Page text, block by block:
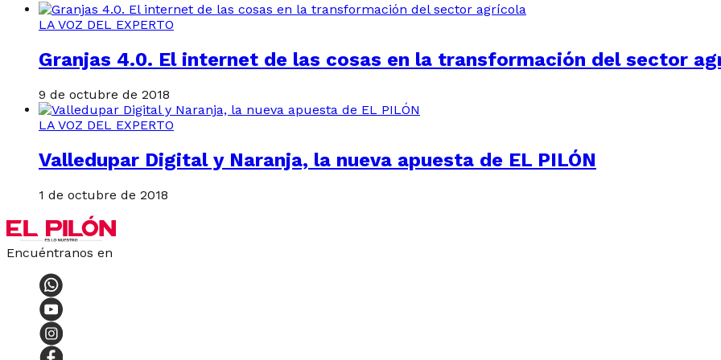
LA VOZ DEL EXPERTO
Granjas 4.0. El internet de las cosas en la transformación del sector
9 de octubre de 2018
LA VOZ DEL EXPERTO
Valledupar Digital y Naranja, la nueva apuesta de EL PILÓN
1 de octubre de 2018
Encuéntranos en